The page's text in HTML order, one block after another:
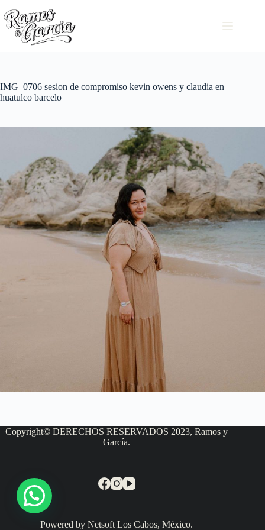
IMG_0706 sesion de compromiso kevin owens y claudia en
huatulco barcelo
Copyright© DERECHOS RESERVADOS 2023, Ramos y
García.
Powered by Netsoft Los Cabos, México.